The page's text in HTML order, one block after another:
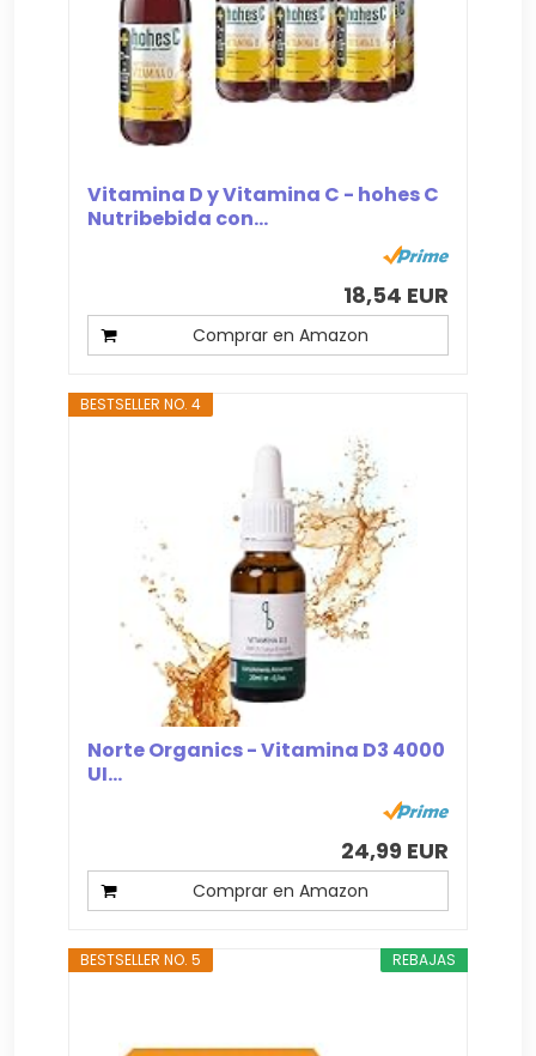
Vitamina D y Vitamina C - hohes C
Nutribebida con...
18,54 EUR
Comprar en Amazon
BESTSELLER NO. 4
Norte Organics - Vitamina D3 4000
UI...
24,99 EUR
Comprar en Amazon
REBAJAS
BESTSELLER NO. 5